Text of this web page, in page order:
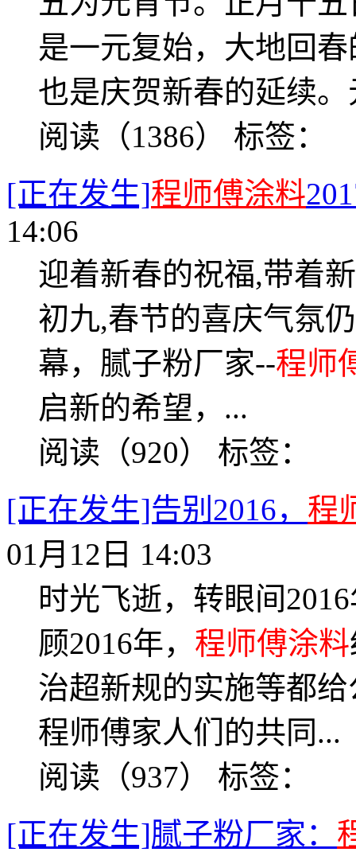
是一元复始，大地回
也是庆贺新春的延续
阅读（1386） 标签：
[正在发生]程师傅涂料
14:06
迎着新春的祝福,带着
初九,春节的喜庆气氛
幕，腻子粉厂家--程师
启新的希望，...
阅读（920） 标签：
[正在发生]告别2016， 程
01月12日 14:03
时光飞逝，转眼间
顾2016年， 程师傅涂料
治超新规的实施等都
程师傅家人们的共同...
阅读（937） 标签：
[正在发生]腻子粉厂家：